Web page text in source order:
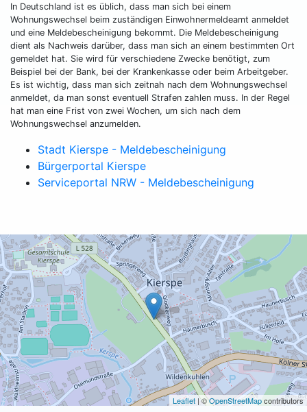
In Deutschland ist es üblich, dass man sich bei einem
Wohnungswechsel beim zuständigen Einwohnermeldeamt anmeldet
und eine Meldebescheinigung bekommt. Die Meldebescheinigung
dient als Nachweis darüber, dass man sich an einem bestimmten Ort
gemeldet hat. Sie wird für verschiedene Zwecke benötigt, zum
Beispiel bei der Bank, bei der Krankenkasse oder beim Arbeitgeber.
Es ist wichtig, dass man sich zeitnah nach dem Wohnungswechsel
anmeldet, da man sonst eventuell Strafen zahlen muss. In der Regel
hat man eine Frist von zwei Wochen, um sich nach dem
Wohnungswechsel anzumelden.
Stadt Kierspe - Meldebescheinigung
Bürgerportal Kierspe
Serviceportal NRW - Meldebescheinigung
Leaflet | ©OpenStreetMapcontributors